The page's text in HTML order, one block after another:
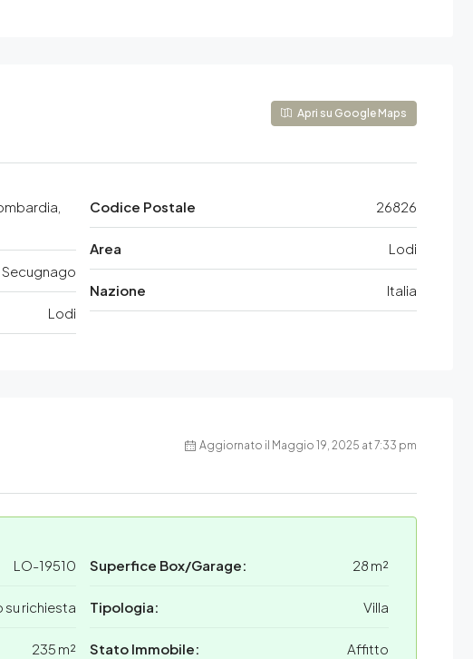
Apri su Google Maps
Secugnago
Lodi
Codice Postale 26826
Area Lodi
Nazione Italia
Aggiornato il Maggio 19, 2025 at 7:33 pm
LO-19510
su richiesta
235 m²
Superfice Box/Garage: 28 m²
Tipologia: Villa
Stato Immobile: Affitto